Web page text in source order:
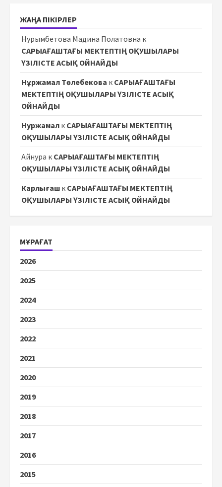
ЖАҢА ПІКІРЛЕР
Нурымбетова Мадина Полатовна к
САРЫАҒАШТАҒЫ МЕКТЕПТІҢ ОҚУШЫЛАРЫ
ҮЗІЛІСТЕ АСЫҚ ОЙНАЙДЫ
Нұржамал Төлебекова к САРЫАҒАШТАҒЫ
МЕКТЕПТІҢ ОҚУШЫЛАРЫ ҮЗІЛІСТЕ АСЫҚ
ОЙНАЙДЫ
Нуржамал к САРЫАҒАШТАҒЫ МЕКТЕПТІҢ
ОҚУШЫЛАРЫ ҮЗІЛІСТЕ АСЫҚ ОЙНАЙДЫ
Айнура к САРЫАҒАШТАҒЫ МЕКТЕПТІҢ
ОҚУШЫЛАРЫ ҮЗІЛІСТЕ АСЫҚ ОЙНАЙДЫ
Карлығаш к САРЫАҒАШТАҒЫ МЕКТЕПТІҢ
ОҚУШЫЛАРЫ ҮЗІЛІСТЕ АСЫҚ ОЙНАЙДЫ
МҰРАҒАТ
2026
2025
2024
2023
2022
2021
2020
2019
2018
2017
2016
2015